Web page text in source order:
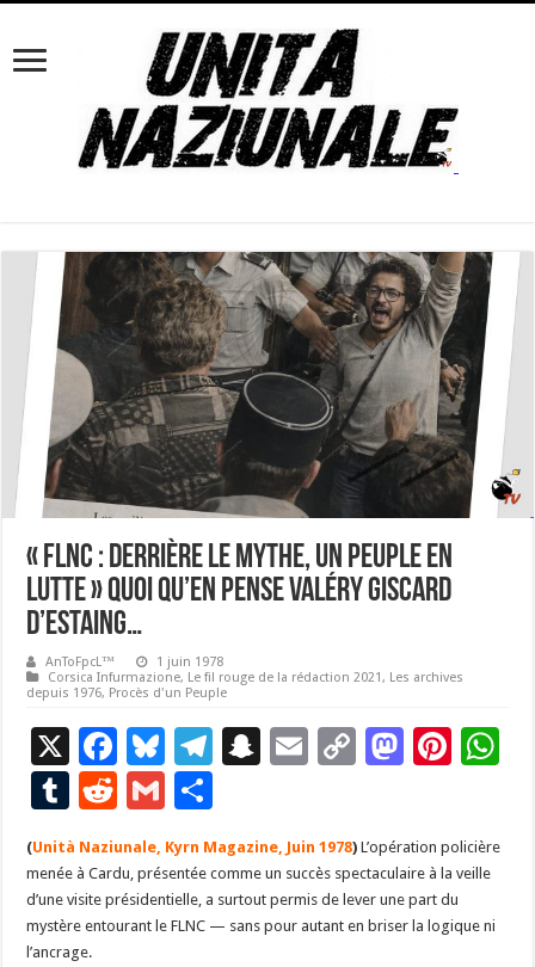
« FLNC : derrière le mythe, un peuple en
lutte » quoi qu’en pense Valéry Giscard
d’Estaing…
AnToFpcL™
1 juin 1978
Corsica Infurmazione, Le fil rouge de la rédaction 2021, Les archives
depuis 1976, Procès d'un Peuple
X
F
ac
e
b
o
o
Bl
u
es
ky
T
gr
a
m
S
p
c
h
E
l
C
y
Li
n
M
d
o
n
Pi
es
t
T
u
m
bl
r
R
d
di
t
G
ai
l
ta
g
er
(Unità Naziunale, Kyrn Magazine, Juin 1978) L’opération policière
menée à Cardu, présentée comme un succès spectaculaire à la veille
d’une visite présidentielle, a surtout permis de lever une part du
mystère entourant le FLNC — sans pour autant en briser la logique ni
l’ancrage.